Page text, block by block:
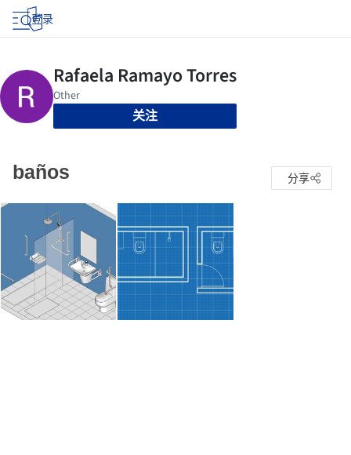
登录
关注
baños 分享